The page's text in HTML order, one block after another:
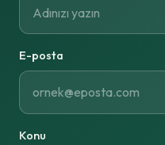
E-posta
Konu